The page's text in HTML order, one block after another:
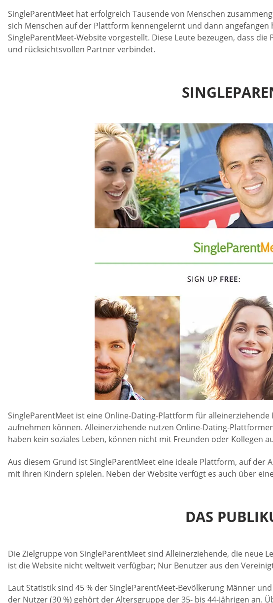
SingleParentMeet hat erfolgreich Tausende von Menschen
sich Menschen auf der Plattform kennengelernt und dann
SingleParentMeet-Website vorgestellt. Diese Leute bezeugen, dass
und rücksichtsvollen Partner verbindet.
SingleParentMeet ist eine Online-Dating-Plattform für
aufnehmen können. Alleinerziehende nutzen Online-Dating-
haben kein soziales Leben, können nicht mit Freunden oder Kollegen
Aus diesem Grund ist SingleParentMeet eine ideale Plattform, auf
mit ihren Kindern spielen. Neben der Website verfügt es auch über
DAS
Die Zielgruppe von SingleParentMeet sind Alleinerziehende, die
ist die Website nicht weltweit verfügbar; Nur Benutzer aus den
Laut Statistik sind 45 % der SingleParentMeet-Bevölkerung Männer
der Nutzer (30 %) gehört der Altersgruppe der 35- bis 44-Jährigen an.